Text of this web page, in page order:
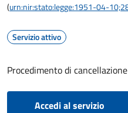
(urn:nir:stato:legge:1951-04-
Servizio attivo
Procedimento di
Accedi al servizio